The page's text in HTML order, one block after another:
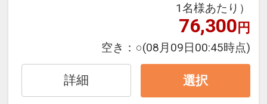
1名様あたり）
76,300円
空き： ○(08月09日00:45時点)
詳細 選択